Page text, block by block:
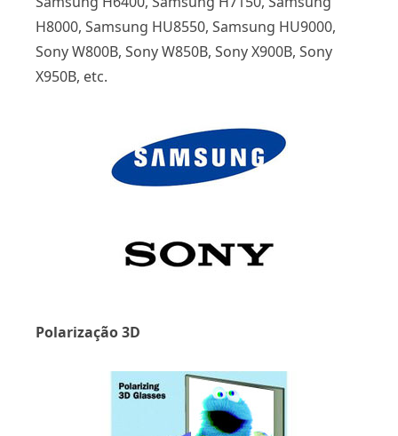
H8000, Samsung HU8550, Samsung HU9000,
Sony W800B, Sony W850B, Sony X900B, Sony
X950B, etc.
Polarização 3D